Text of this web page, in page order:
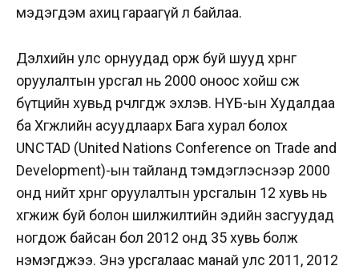
мэдэгдэм ахиц гараагүй л байлаа.
Дэлхийн улс орнуудад орж буй шууд хөрөнгө
оруулалтын урсгал нь 2000 оноос хойш өсөж
бүтцийн хувьд өөрчлөгдөж эхлэв. НҮБ-ын Худалдаа
ба Хөгжлийн асуудлаарх Бага хурал болох
UNCTAD (United Nations Conference on Trade and
Development)-ын тайланд тэмдэглэснээр 2000
онд нийт хөрөнгө оруулалтын урсгалын 12 хувь нь
хөгжиж буй болон шилжилтийн эдийн засгуудад
ногдож байсан бол 2012 онд 35 хувь болж
нэмэгджээ. Энэ урсгалаас манай улс 2011, 2012